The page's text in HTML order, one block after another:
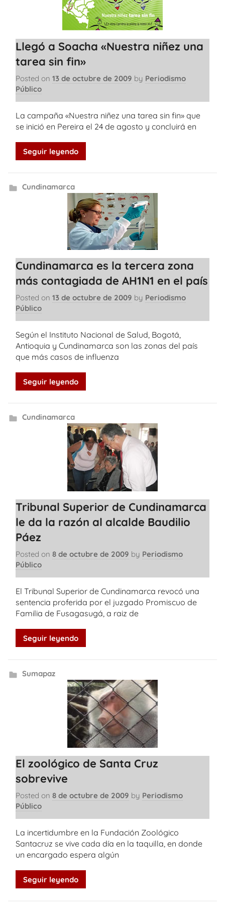
Llegó a Soacha «Nuestra niñez una
tarea sin fin»
Posted on 13 de octubre de 2009 by Periodismo
Público
La campaña «Nuestra niñez una tarea sin fin» que
se inició en Pereira el 24 de agosto y concluirá en
Seguir leyendo
Cundinamarca
Cundinamarca es la tercera zona
más contagiada de AH1N1 en el país
Posted on 13 de octubre de 2009 by Periodismo
Público
Según el Instituto Nacional de Salud, Bogotá,
Antioquia y Cundinamarca son las zonas del país
que más casos de influenza
Seguir leyendo
Cundinamarca
Tribunal Superior de Cundinamarca
le da la razón al alcalde Baudilio
Páez
Posted on 8 de octubre de 2009 by Periodismo
Público
El Tribunal Superior de Cundinamarca revocó una
sentencia proferida por el juzgado Promiscuo de
Familia de Fusagasugá, a raiz de
Seguir leyendo
Sumapaz
El zoológico de Santa Cruz
sobrevive
Posted on 8 de octubre de 2009 by Periodismo
Público
La incertidumbre en la Fundación Zoológico
Santacruz se vive cada día en la taquilla, en donde
un encargado espera algún
Seguir leyendo